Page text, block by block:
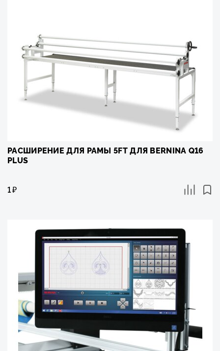
РАСШИРЕНИЕ ДЛЯ РАМЫ 5FT ДЛЯ BERNINA Q16
PLUS
1₽